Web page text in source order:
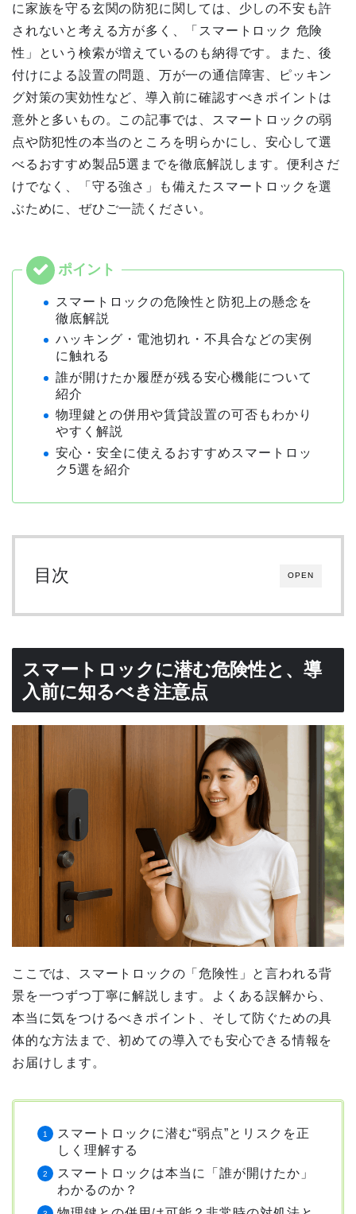
に家族を守る玄関の防犯に関しては、少しの不安も許
されないと考える方が多く、「スマートロック 危険
性」という検索が増えているのも納得です。また、後
付けによる設置の問題、万が一の通信障害、ピッキン
グ対策の実効性など、導入前に確認すべきポイントは
意外と多いもの。この記事では、スマートロックの弱
点や防犯性の本当のところを明らかにし、安心して選
べるおすすめ製品5選までを徹底解説します。便利さだ
けでなく、「守る強さ」も備えたスマートロックを選
ぶために、ぜひご一読ください。
スマートロックの危険性と防犯上の懸念を
徹底解説
ハッキング・電池切れ・不具合などの実例
に触れる
誰が開けたか履歴が残る安心機能について
紹介
物理鍵との併用や賃貸設置の可否もわかり
やすく解説
安心・安全に使えるおすすめスマートロッ
ク5選を紹介
OPEN
目次
スマートロックに潜む危険性と、導
入前に知るべき注意点
ここでは、スマートロックの「危険性」と言われる背
景を一つずつ丁寧に解説します。よくある誤解から、
本当に気をつけるべきポイント、そして防ぐための具
体的な方法まで、初めての導入でも安心できる情報を
お届けします。
スマートロックに潜む“弱点”とリスクを正
しく理解する
スマートロックは本当に「誰が開けたか」
わかるのか？